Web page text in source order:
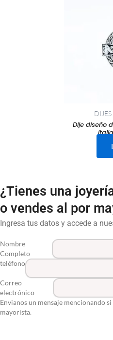
Dije diseño
¿Tienes una
o vendes al por
Ingresa tus datos y accede a
Nombre
Completo
teléfono
Correo
electrónico
Envianos un mensaje mencionando si
mayorista.